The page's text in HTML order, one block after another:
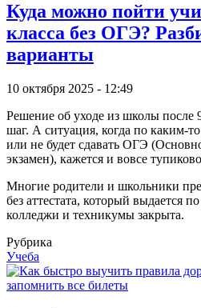
Куда можно пойти
класса без ОГЭ?
варианты
10 октября 2025 - 12:49
Решение об уходе из школы после
шаг. А ситуация, когда по каким-
или не будет сдавать ОГЭ
экзамен), кажется и вовсе
Многие родители и школьники
без аттестата, который выдается
колледжи и техникумы закрыта.
Рубрика
Учеба